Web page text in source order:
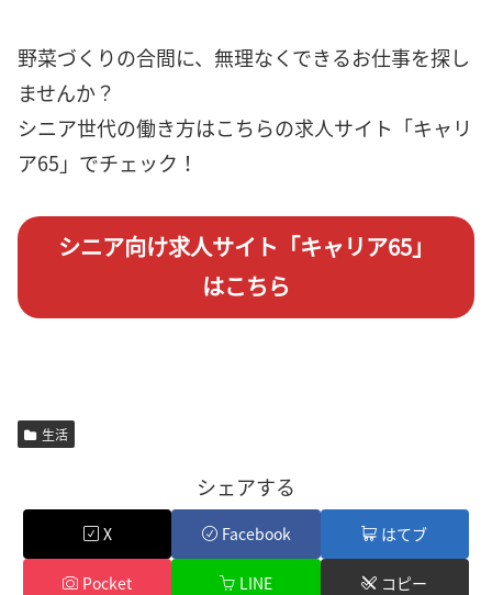
野菜づくりの合間に、無理なくできるお仕事を探し
ませんか？
シニア世代の働き方はこちらの求人サイト「キャリ
ア65」でチェック！
シニア向け求人サイト「キャリア65」
はこちら
生活
シェアする
X Facebook はてブ
Pocket LINE コピー